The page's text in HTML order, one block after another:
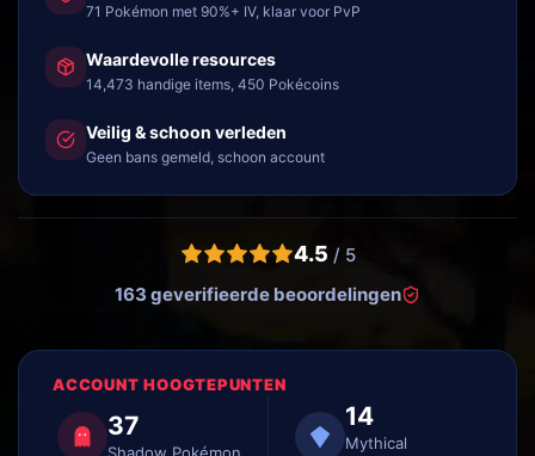
71 Pokémon met 90%+ IV, klaar voor PvP
Waardevolle resources
14,473 handige items, 450 Pokécoins
Veilig & schoon verleden
Geen bans gemeld, schoon account
4.5 / 5
163 geverifieerde beoordelingen
ACCOUNT HOOGTEPUNTEN
37 14
Mythical